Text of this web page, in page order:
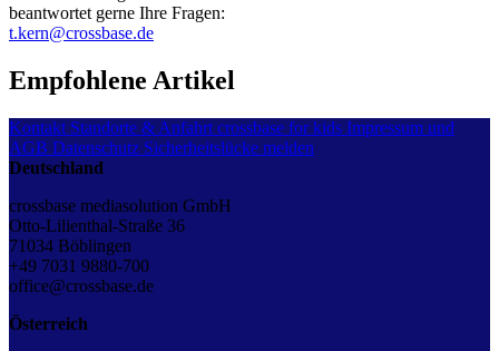
beantwortet gerne Ihre Fragen:
t.kern@crossbase.de
Empfohlene Artikel
Kontakt Standorte & Anfahrt crossbase for kids Impressum und
AGB Datenschutz Sicherheitslücke melden
Deutschland
crossbase mediasolution GmbH
Otto-Lilienthal-Straße 36
71034 Böblingen
+49 7031 9880-700
office@crossbase.de
Österreich